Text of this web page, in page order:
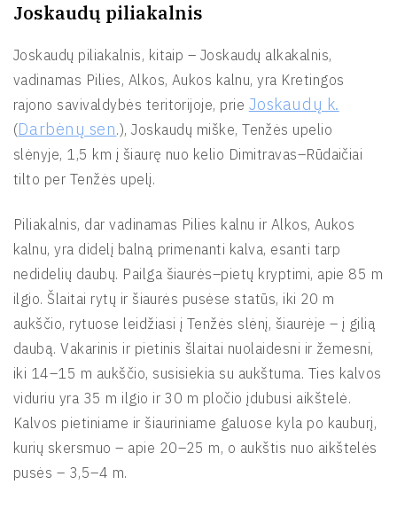
Joskaudų piliakalnis
Joskaudų piliakalnis, kitaip – Joskaudų alkakalnis,
vadinamas Pilies, Alkos, Aukos kalnu, yra Kretingos
rajono savivaldybės teritorijoje, prie Joskaudų k.
(Darbėnų sen.), Joskaudų miške, Tenžės upelio
slėnyje, 1,5 km į šiaurę nuo kelio Dimitravas–Rūdaičiai
tilto per Tenžės upelį.
Piliakalnis, dar vadinamas Pilies kalnu ir Alkos, Aukos
kalnu, yra didelį balną primenanti kalva, esanti tarp
nedidelių daubų. Pailga šiaurės–pietų kryptimi, apie 85 m
ilgio. Šlaitai rytų ir šiaurės pusėse statūs, iki 20 m
aukščio, rytuose leidžiasi į Tenžės slėnį, šiaurėje – į gilią
daubą. Vakarinis ir pietinis šlaitai nuolaidesni ir žemesni,
iki 14–15 m aukščio, susisiekia su aukštuma. Ties kalvos
viduriu yra 35 m ilgio ir 30 m pločio įdubusi aikštelė.
Kalvos pietiniame ir šiauriniame galuose kyla po kauburį,
kurių skersmuo – apie 20–25 m, o aukštis nuo aikštelės
pusės – 3,5–4 m.